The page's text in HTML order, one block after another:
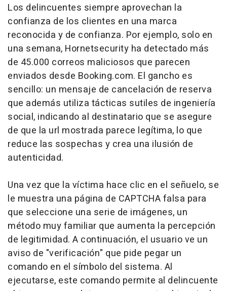
Los delincuentes siempre aprovechan la
confianza de los clientes en una marca
reconocida y de confianza. Por ejemplo, solo en
una semana, Hornetsecurity ha detectado más
de 45.000 correos maliciosos que parecen
enviados desde Booking.com. El gancho es
sencillo: un mensaje de cancelación de reserva
que además utiliza tácticas sutiles de ingeniería
social, indicando al destinatario que se asegure
de que la url mostrada parece legítima, lo que
reduce las sospechas y crea una ilusión de
autenticidad.
Una vez que la víctima hace clic en el señuelo, se
le muestra una página de CAPTCHA falsa para
que seleccione una serie de imágenes, un
método muy familiar que aumenta la percepción
de legitimidad. A continuación, el usuario ve un
aviso de "verificación" que pide pegar un
comando en el símbolo del sistema. Al
ejecutarse, este comando permite al delincuente